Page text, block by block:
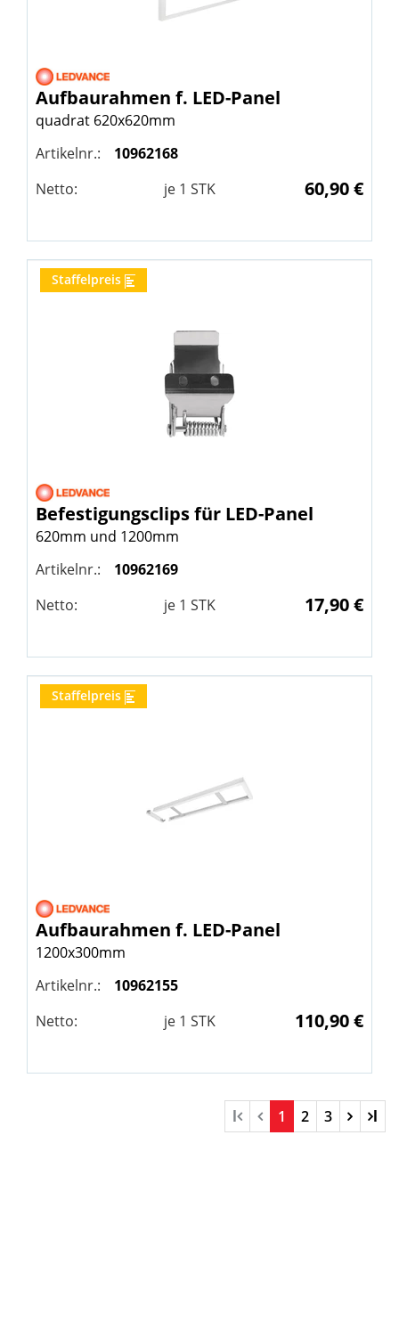
Aufbaurahmen f. LED-Panel
quadrat 620x620mm
Artikelnr.:
10962168
Netto:
je 1 STK 60,90 €
Staffelpreis
Befestigungsclips für LED-Panel
620mm und 1200mm
Artikelnr.:
10962169
Netto:
je 1 STK 17,90 €
Staffelpreis
Aufbaurahmen f. LED-Panel
1200x300mm
Artikelnr.:
10962155
Netto:
je 1 STK 110,90 €
l 1 2 3 l